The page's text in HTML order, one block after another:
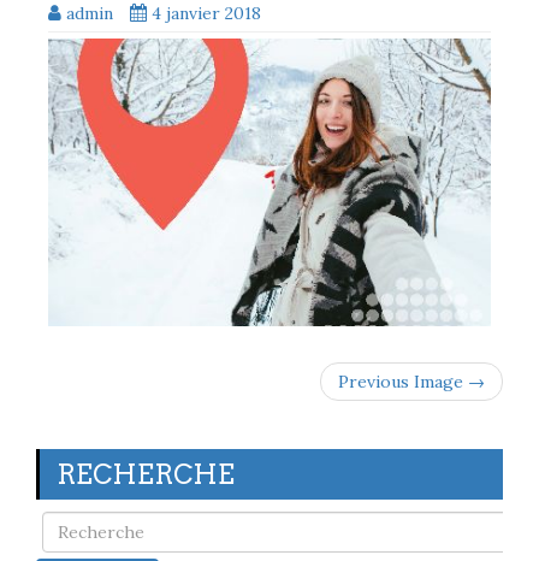
admin 4 janvier 2018
Previous Image →
RECHERCHE